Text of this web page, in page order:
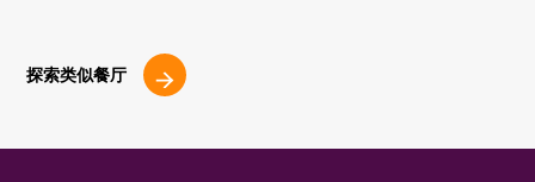
探索类似餐厅